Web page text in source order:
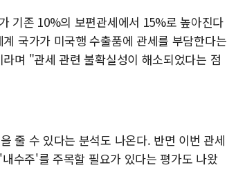
기존 10%의 보편관세에서 15%로 높아진다
국가가 미국행 수출품에 관세를 부담한다는
며 "관세 관련 불확실성이 해소되었다는 점
줄 수 있다는 분석도 나온다. 반면 이번 관세
수주'를 주목할 필요가 있다는 평가도 나왔